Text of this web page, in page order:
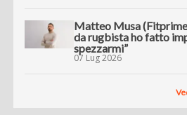
Matteo Musa
da rugbista ho fatto
spezzarmi”
07 Lug 2026